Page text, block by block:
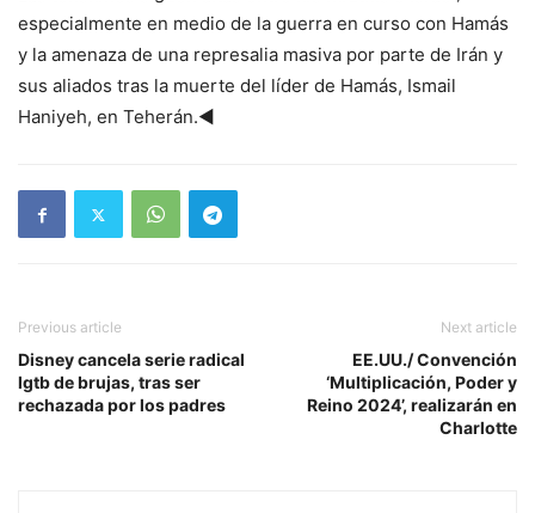
especialmente en medio de la guerra en curso con Hamás
y la amenaza de una represalia masiva por parte de Irán y
sus aliados tras la muerte del líder de Hamás, Ismail
Haniyeh, en Teherán.◄
Previous article
Disney cancela serie radical
lgtb de brujas, tras ser
rechazada por los padres
Next article
EE.UU./ Convención
‘Multiplicación, Poder y
Reino 2024’, realizarán en
Charlotte